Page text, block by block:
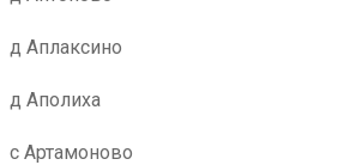
д Аплаксино
д Аполиха
с Артамоново